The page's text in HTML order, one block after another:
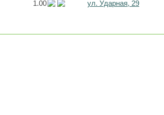
1.00 ул. Ударная, 29